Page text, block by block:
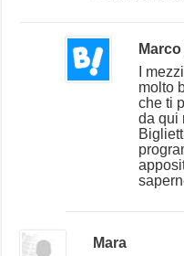
I
molto
che ti
da qui
Mara